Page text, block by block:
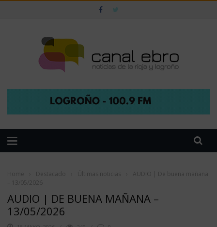
Home Destacado Últimas noticias
AUDIO | De buena mañana
– 13/05/2026
AUDIO | DE BUENA MAÑANA –
13/05/2026